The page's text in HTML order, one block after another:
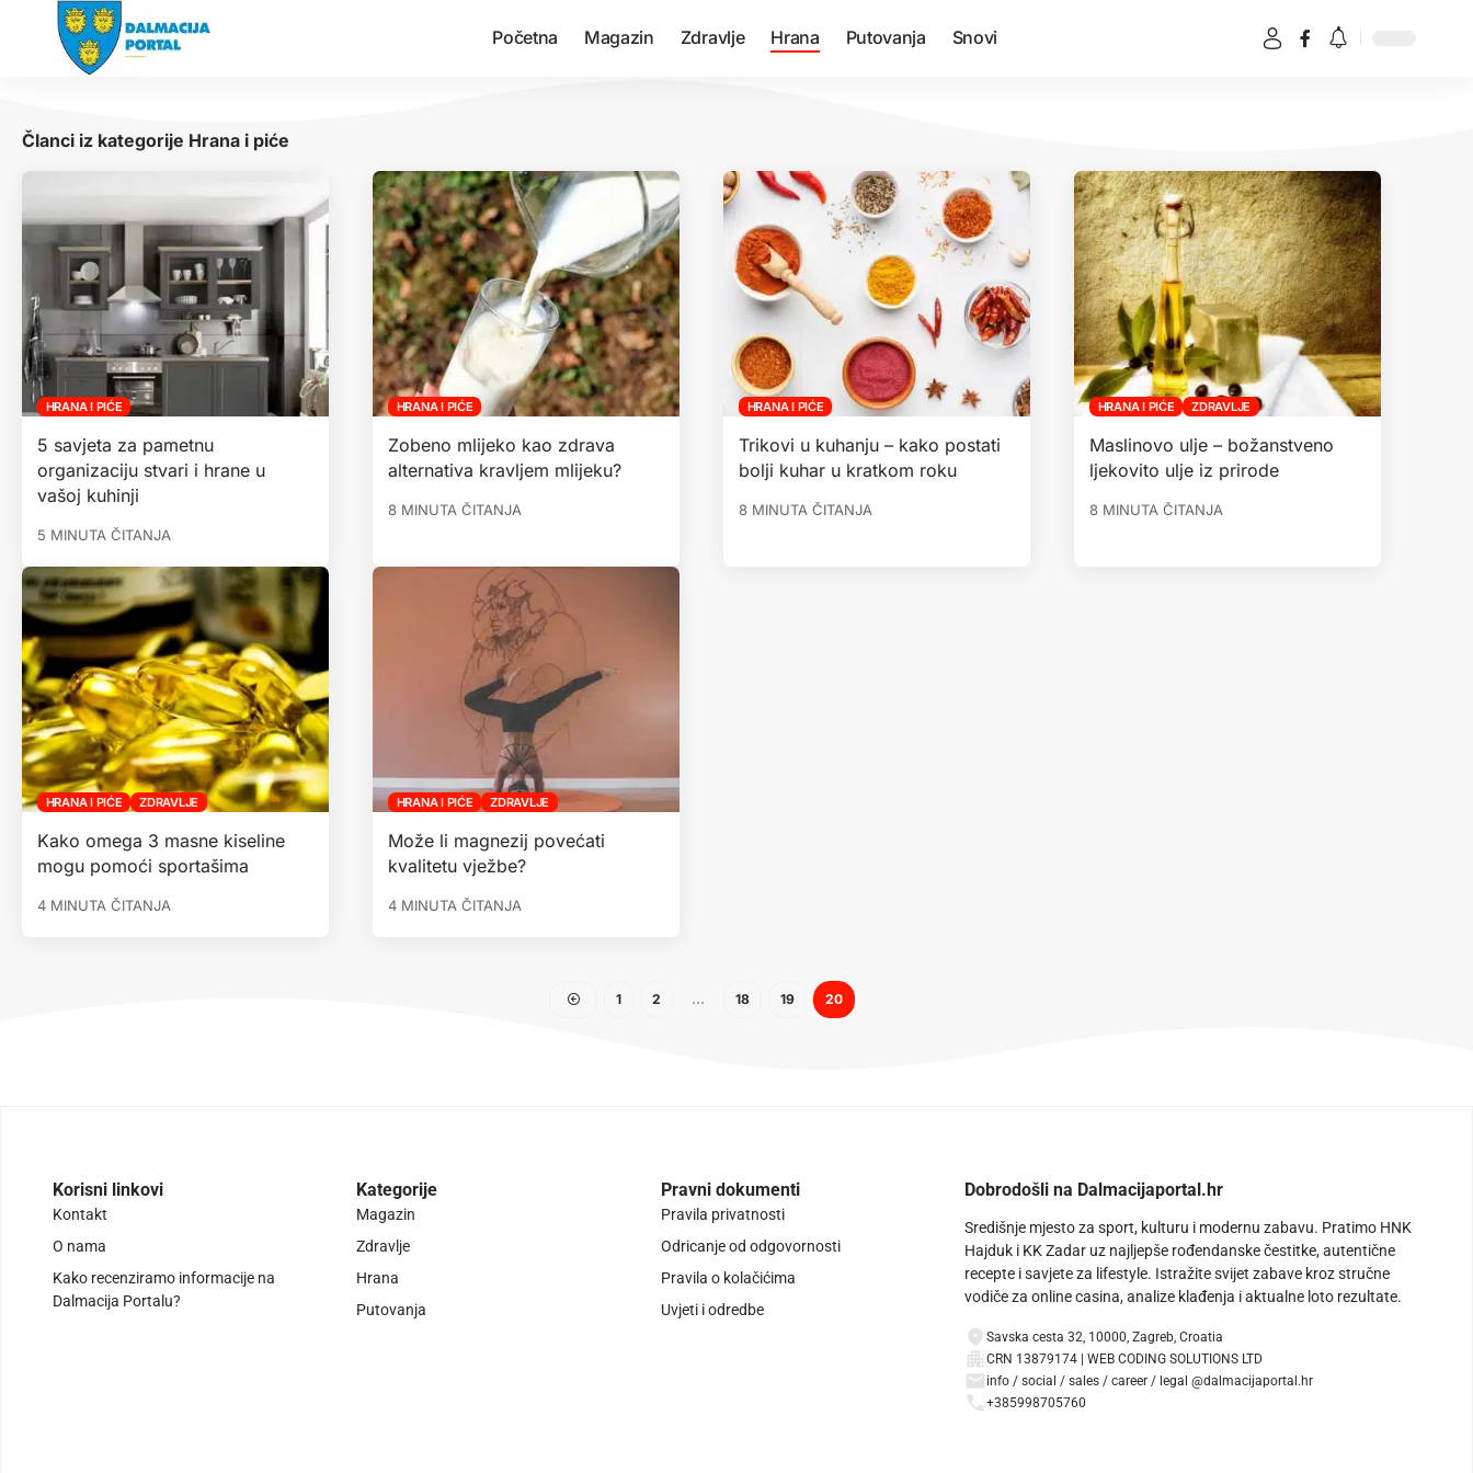
Početna Magazin Zdravlje Hrana Putovanja Snovi
Članci iz kategorije Hrana i piće
HRANA I PIĆE
5 savjeta za pametnu
organizaciju stvari i hrane u
vašoj kuhinji
5 MINUTA ČITANJA
HRANA I PIĆE
Zobeno mlijeko kao zdrava
alternativa kravljem mlijeku?
8 MINUTA ČITANJA
HRANA I PIĆE
Trikovi u kuhanju – kako postati
bolji kuhar u kratkom roku
8 MINUTA ČITANJA
HRANA I PIĆE ZDRAVLJE
Maslinovo ulje – božanstveno
ljekovito ulje iz prirode
8 MINUTA ČITANJA
HRANA I PIĆE ZDRAVLJE
Kako omega 3 masne kiseline
mogu pomoći sportašima
4 MINUTA ČITANJA
HRANA I PIĆE ZDRAVLJE
Može li magnezij povećati
kvalitetu vježbe?
4 MINUTA ČITANJA
1 2 … 18 19 20
Korisni linkovi
Kontakt
O nama
Kako recenziramo informacije na
Dalmacija Portalu?
Kategorije
Magazin
Zdravlje
Hrana
Putovanja
Pravni dokumenti
Pravila privatnosti
Odricanje od odgovornosti
Pravila o kolačićima
Uvjeti i odredbe
Dobrodošli na Dalmacijaportal.hr
Središnje mjesto za sport, kulturu i modernu zabavu. Pratimo HNK
Hajduk i KK Zadar uz najljepše rođendanske čestitke, autentične
recepte i savjete za lifestyle. Istražite svijet zabave kroz stručne
vodiče za online casina, analize klađenja i aktualne loto rezultate.
Savska cesta 32, 10000, Zagreb, Croatia
CRN 13879174 | WEB CODING SOLUTIONS LTD
info / social / sales / career / legal @dalmacijaportal.hr
+385998705760